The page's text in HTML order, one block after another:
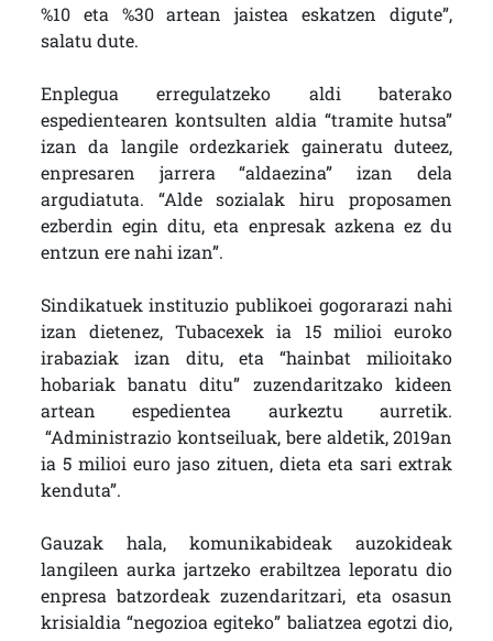
%10 eta %30 artean jaistea eskatzen digute”,
salatu dute.
Enplegua erregulatzeko aldi baterako
espedientearen kontsulten aldia “tramite hutsa”
izan da langile ordezkariek gaineratu duteez,
enpresaren jarrera “aldaezina” izan dela
argudiatuta. “Alde sozialak hiru proposamen
ezberdin egin ditu, eta enpresak azkena ez du
entzun ere nahi izan”.
Sindikatuek instituzio publikoei gogorarazi nahi
izan dietenez, Tubacexek ia 15 milioi euroko
irabaziak izan ditu, eta “hainbat milioitako
hobariak banatu ditu” zuzendaritzako kideen
artean espedientea aurkeztu aurretik.
“Administrazio kontseiluak, bere aldetik, 2019an
ia 5 milioi euro jaso zituen, dieta eta sari extrak
kenduta”.
Gauzak hala, komunikabideak auzokideak
langileen aurka jartzeko erabiltzea leporatu dio
enpresa batzordeak zuzendaritzari, eta osasun
krisialdia “negozioa egiteko” baliatzea egotzi dio,